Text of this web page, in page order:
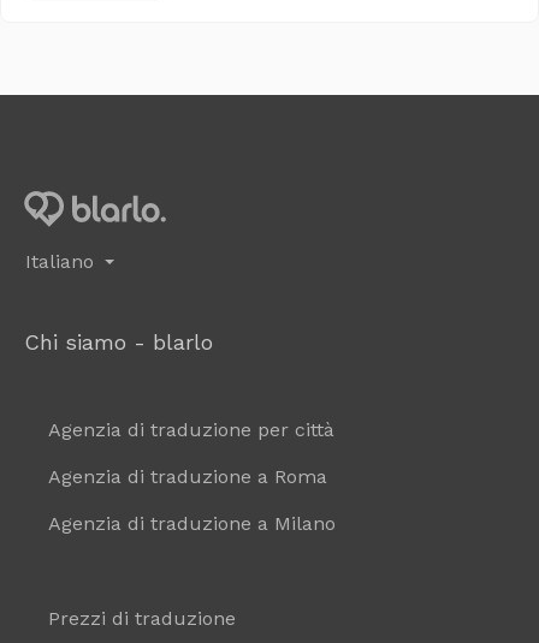
Italiano
Chi siamo - blarlo
Agenzia di traduzione per città
Agenzia di traduzione a Roma
Agenzia di traduzione a Milano
Prezzi di traduzione